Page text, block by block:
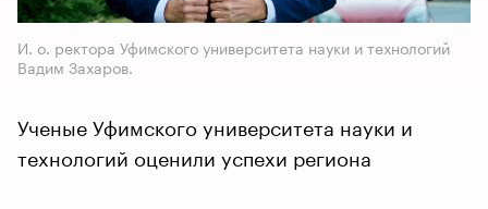
И. о. ректора Уфимского университета науки и технологий
Вадим Захаров.
Ученые Уфимского университета науки и
технологий оценили успехи региона